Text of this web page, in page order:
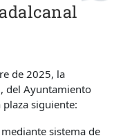
de 2025, la
del Ayuntamiento
siguiente:
mediante sistema de